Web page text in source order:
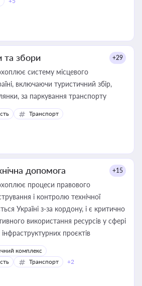
та збори +29
систему місцевого
включаючи туристичний збір,
плату за земельні ділянки, за паркування транспорту
Транспорт
допомога +15
процеси правового
і контролю технічної
Україні з-за кордону, і є критично
використання ресурсів у сфері
проєктів
комплекс
Транспорт +2